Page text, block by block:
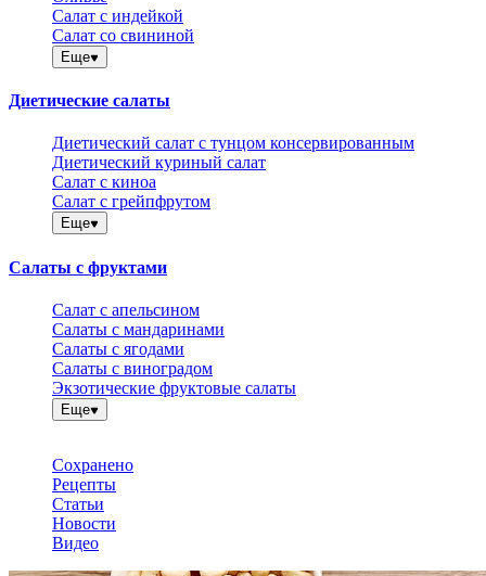
Салат с индейкой
Салат со свининой
Еще
Диетические салаты
Диетический салат с тунцом консервированным
Диетический куриный салат
Салат с киноа
Салат с грейпфрутом
Еще
Салаты с фруктами
Салат с апельсином
Салаты с мандаринами
Салаты с ягодами
Салаты с виноградом
Экзотические фруктовые салаты
Еще
Сохранено
Рецепты
Статьи
Новости
Видео